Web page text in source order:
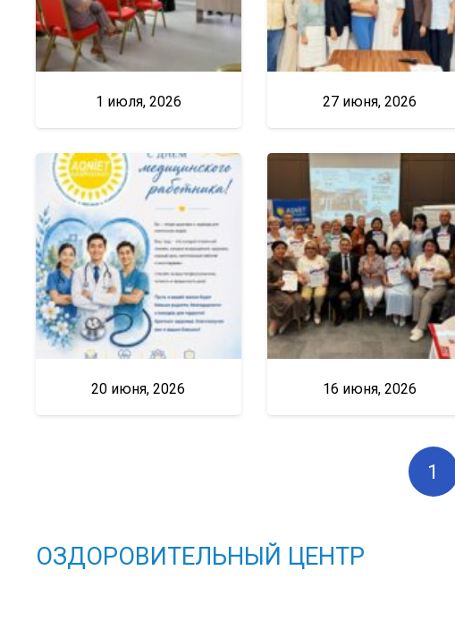
1 июля, 2026 27 июня, 2026
20 июня, 2026 16 июня, 2026
1
ОЗДОРОВИТЕЛЬНЫЙ ЦЕНТР